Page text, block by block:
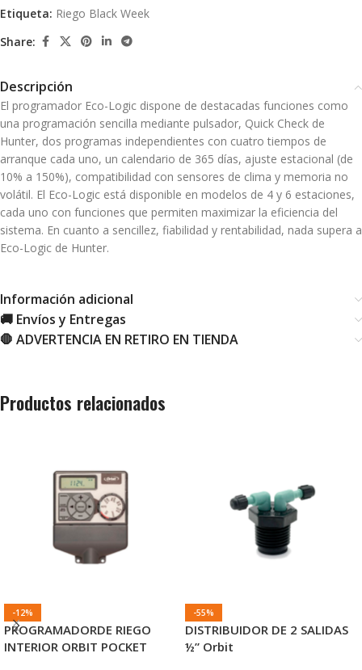
Etiqueta: Riego Black Week
Share:
Descripción
El programador Eco-Logic dispone de destacadas funciones como
una programación sencilla mediante pulsador, Quick Check de
Hunter, dos programas independientes con cuatro tiempos de
arranque cada uno, un calendario de 365 días, ajuste estacional (de
10% a 150%), compatibilidad con sensores de clima y memoria no
volátil. El Eco-Logic está disponible en modelos de 4 y 6 estaciones,
cada uno con funciones que permiten maximizar la eficiencia del
sistema. En cuanto a sencillez, fiabilidad y rentabilidad, nada supera a
Eco-Logic de Hunter.
Información adicional
🚚 Envíos y Entregas
🛑 ADVERTENCIA EN RETIRO EN TIENDA
Productos relacionados
-12%
PROGRAMADORDE RIEGO
INTERIOR ORBIT POCKET
-55%
DISTRIBUIDOR DE 2 SALIDAS
½” Orbit